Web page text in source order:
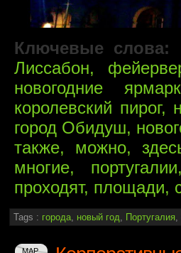
Ключевые слова:
Лиссабон,
новогодние
королевский
город Обидуш,
также, можно,
многие,
проходят, площади,
Tags : города новый год Португалия
МАР